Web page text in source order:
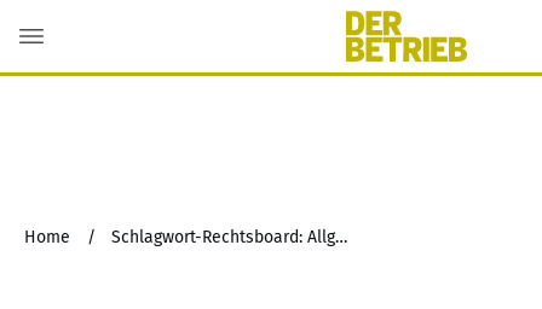
Home / Schlagwort-Rechtsboard: Allgemeines Gleichbehandlungsgesetz